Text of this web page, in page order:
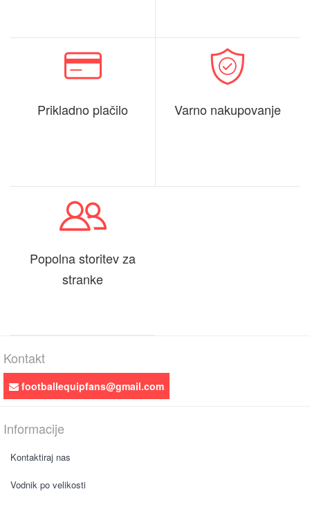
Prikladno plačilo Varno nakupovanje
Popolna storitev za
stranke
Kontakt
footballequipfans@gmail.com
Informacije
Kontaktiraj nas
Vodnik po velikosti